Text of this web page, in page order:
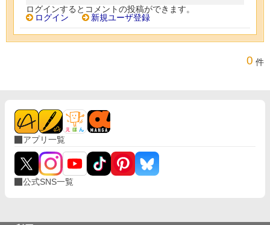
ログインするとコメントの投稿ができます。
ログイン
新規ユーザ登録
0 件
アプリ一覧
公式SNS一覧